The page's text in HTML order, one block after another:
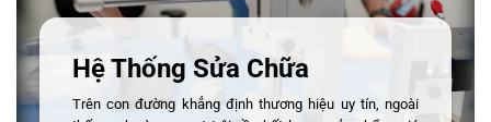
Hệ Thống Sửa Chữa
Trên con đường khẳng định thương hiệu uy tín, ngoài